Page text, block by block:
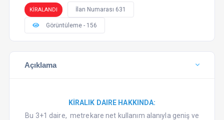
KİRALANDI İlan Numarası 631
Görüntüleme - 156
Açıklama
KİRALIK DAIRE HAKKINDA:
Bu 3+1 daire, metrekare net kullanım alanıyla geniş ve